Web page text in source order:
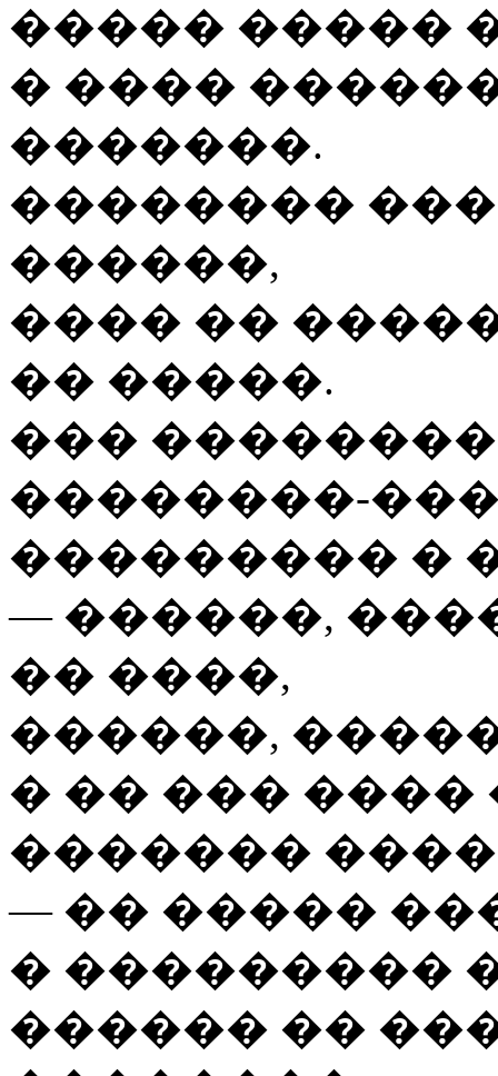
����� �����
� ����
�������.
��������
������,
���� ��
�� �����.
���
��������-
��������� �
— ������,
�� ����,
������,
� �� ���
�������
— �� �����
� ���������
������ ��